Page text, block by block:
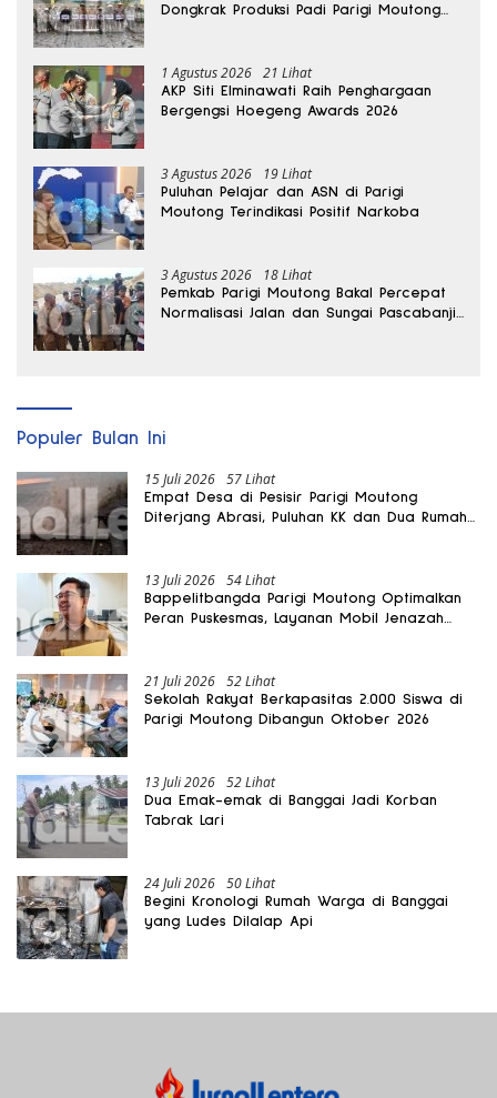
Dongkrak Produksi Padi Parigi Moutong
1 Agustus 2026 21 Lihat
AKP Siti Elminawati Raih Penghargaan
Bergengsi Hoegeng Awards 2026
3 Agustus 2026 19 Lihat
Puluhan Pelajar dan ASN di Parigi
Moutong Terindikasi Positif Narkoba
3 Agustus 2026 18 Lihat
Pemkab Parigi Moutong Bakal Percepat
Normalisasi Jalan dan Sungai Pascabanjir
Populer Bulan Ini
15 Juli 2026 57 Lihat
Empat Desa di Pesisir Parigi Moutong
Diterjang Abrasi, Puluhan KK dan Dua Rumah
13 Juli 2026 54 Lihat
Bappelitbangda Parigi Moutong Optimalkan
Peran Puskesmas, Layanan Mobil Jenazah
21 Juli 2026 52 Lihat
Sekolah Rakyat Berkapasitas 2.000 Siswa di
Parigi Moutong Dibangun Oktober 2026
13 Juli 2026 52 Lihat
Dua Emak-emak di Banggai Jadi Korban
Tabrak Lari
24 Juli 2026 50 Lihat
Begini Kronologi Rumah Warga di Banggai
yang Ludes Dilalap Api